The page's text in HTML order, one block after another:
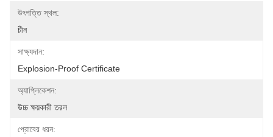
উৎপত্তি স্থল:
চীন
সাক্ষ্যদান:
Explosion-Proof Certificate
অ্যাপ্লিকেশন:
উচ্চ ক্ষয়কারী তরল
প্রোবের ধরন: